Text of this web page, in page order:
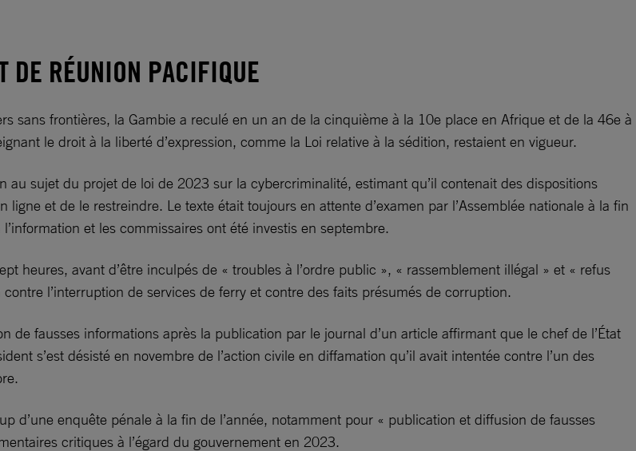
DE RÉUNION PACIFIQUE
sans frontières, la Gambie a reculé en un an de la cinquième à la 10e place en Afrique et de la 46e à
le droit à la liberté d’expression, comme la Loi relative à la sédition, restaient en vigueur.
sujet du projet de loi de 2023 sur la cybercriminalité, estimant qu’il contenait des dispositions
et de le restreindre. Le texte était toujours en attente d’examen par l’Assemblée nationale à la fin
et les commissaires ont été investis en septembre.
heures, avant d’être inculpés de « troubles à l’ordre public », « rassemblement illégal » et « refus
l’interruption de services de ferry et contre des faits présumés de corruption.
fausses informations après la publication par le journal d’un article affirmant que le chef de l’État
s’est désisté en novembre de l’action civile en diffamation qu’il avait intentée contre l’un des
d’une enquête pénale à la fin de l’année, notamment pour « publication et diffusion de fausses
critiques à l’égard du gouvernement en 2023.